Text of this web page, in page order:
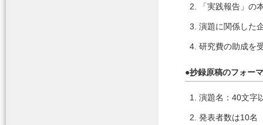
2. 「実践報告」
3. 演題に関係した
4. 研究費の助成を
●抄録原稿のフォー
1. 演題名：40文字
2. 発表者数は10名